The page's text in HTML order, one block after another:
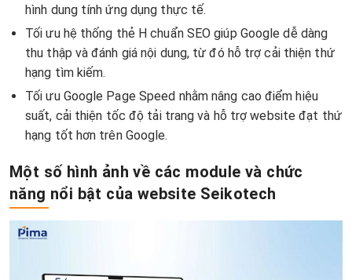
hình dung tính ứng dụng thực tế.
Tối ưu hệ thống thẻ H chuẩn SEO giúp Google dễ dàng
thu thập và đánh giá nội dung, từ đó hỗ trợ cải thiện thứ
hạng tìm kiếm.
Tối ưu Google Page Speed nhằm nâng cao điểm hiệu
suất, cải thiện tốc độ tải trang và hỗ trợ website đạt thứ
hạng tốt hơn trên Google.
Một số hình ảnh về các module và chức
năng nổi bật của website Seikotech